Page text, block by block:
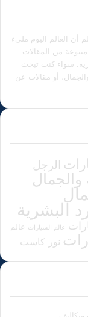
أن العالم اليوم مليء
من المقالات
سواء كنت تبحث
أو مقالات عن
الرجل
البشرية
عالم السيارات عالم
نور كاست